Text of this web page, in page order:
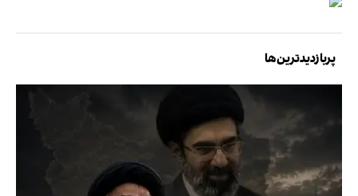
پربازدیدترین‌ها